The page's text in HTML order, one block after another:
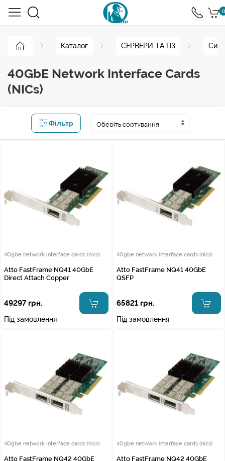
0
Каталог СЕРВЕРИ ТА ПЗ
40GbE Network Interface Cards
(NICs)
Фільтр
40gbe network interface cards (nics)
Atto FastFrame NQ41 40GbE
Direct Attach Copper
49297 грн.
Під замовлення
40gbe network interface cards (nics)
Atto FastFrame NQ41 40GbE
QSFP
65821 грн.
Під замовлення
40gbe network interface cards (nics)
Atto FastFrame NQ42 40GbE
40gbe network interface cards (nics)
Atto FastFrame NQ42 40GbE